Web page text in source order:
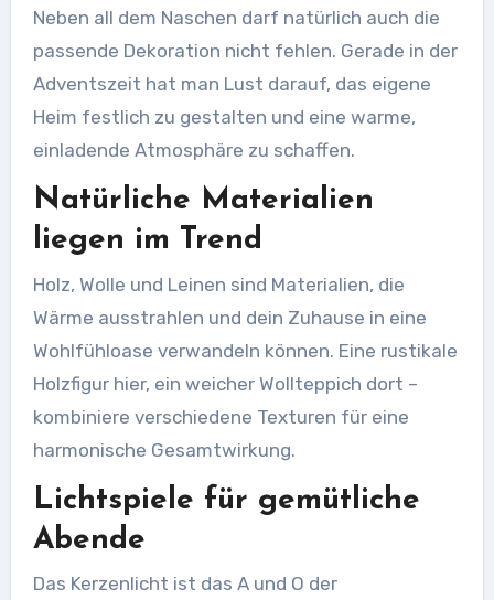
Neben all dem Naschen darf natürlich auch die
passende Dekoration nicht fehlen. Gerade in der
Adventszeit hat man Lust darauf, das eigene
Heim festlich zu gestalten und eine warme,
einladende Atmosphäre zu schaffen.
Natürliche Materialien
liegen im Trend
Holz, Wolle und Leinen sind Materialien, die
Wärme ausstrahlen und dein Zuhause in eine
Wohlfühloase verwandeln können. Eine rustikale
Holzfigur hier, ein weicher Wollteppich dort –
kombiniere verschiedene Texturen für eine
harmonische Gesamtwirkung.
Lichtspiele für gemütliche
Abende
Das Kerzenlicht ist das A und O der